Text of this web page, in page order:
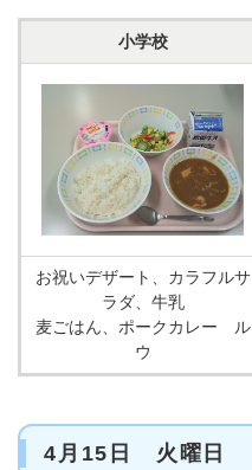
小学校
お祝いデザート、カラフルサ
ラダ、牛乳
麦ごはん、ポークカレー ル
ウ
4月15日 火曜日